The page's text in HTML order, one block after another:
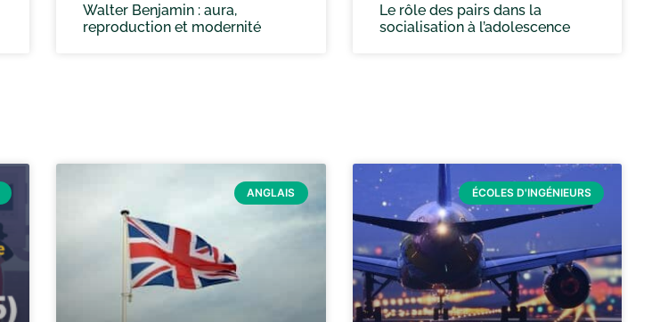
Walter Benjamin : aura,
reproduction et modernité
Le rôle des pairs dans la
socialisation à l’adolescence
ANGLAIS ÉCOLES D'INGÉNIEURS